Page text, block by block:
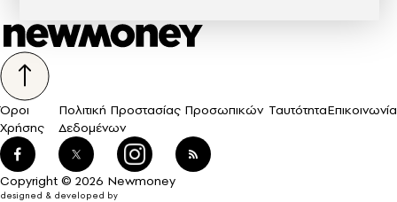
Όροι
Χρήσης
Πολιτική Προστασίας Προσωπικών
Δεδομένων
ΤαυτότηταΕπικοινωνία
Copyright © 2026 Newmoney
designed & developed by